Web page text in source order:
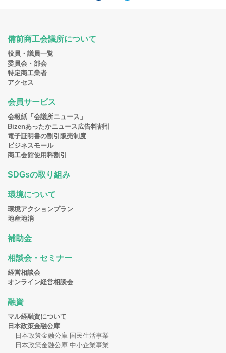
備前商工会議所について
役員・議員一覧
委員会・部会
特定商工業者
アクセス
会員サービス
会報紙「会議所ニュース」
Bizenあったかニュース広告料割引
電子証明書の割引販売制度
ビジネスモール
商工会館使用料割引
SDGsの取り組み
環境について
環境アクションプラン
地産地消
補助金
相談会・セミナー
経営相談会
オンライン経営相談会
融資
マル経融資について
日本政策金融公庫
日本政策金融公庫 国民生活事業
日本政策金融公庫 中小企業事業